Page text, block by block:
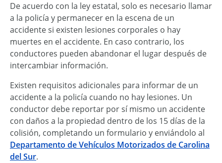
De acuerdo con la ley estatal, solo es necesario llamar
a la policía y permanecer en la escena de un
accidente si existen lesiones corporales o hay
muertes en el accidente. En caso contrario, los
conductores pueden abandonar el lugar después de
intercambiar información.
Existen requisitos adicionales para informar de un
accidente a la policía cuando no hay lesiones. Un
conductor debe reportar por sí mismo un accidente
con daños a la propiedad dentro de los 15 días de la
colisión, completando un formulario y enviándolo al
Departamento de Vehículos Motorizados de Carolina
del Sur.